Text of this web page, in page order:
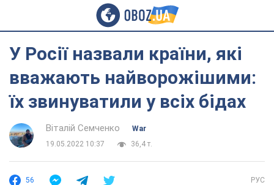
У Росії назвали країни, які
вважають найворожішими:
їх звинуватили у всіх бідах
Віталій Семченко
War
19.05.2022 10:37
36,4 т.
56 РУС